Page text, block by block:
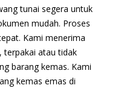
tunai segera untuk
mudah. Proses
Kami menerima
terpakai atau tidak
barang kemas. Kami
kemas emas di